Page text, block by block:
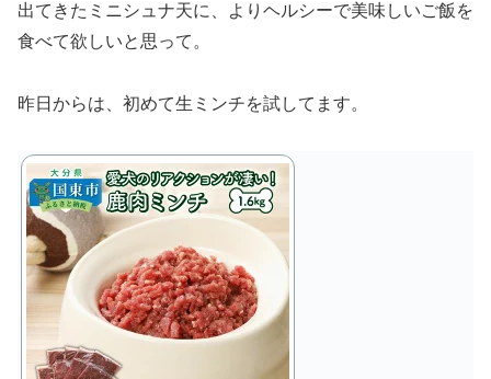
出てきたミニシュナ天に、よりヘルシーで美味しいご飯を
食べて欲しいと思って。
昨日からは、初めて生ミンチを試してます。